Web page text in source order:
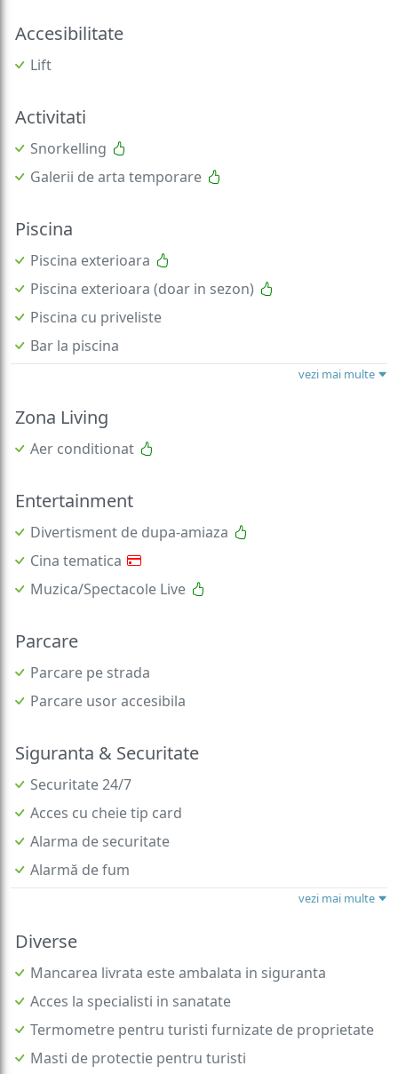
Accesibilitate
Lift
Activitati
Snorkelling
Galerii de arta temporare
Piscina
Piscina exterioara
Piscina exterioara (doar in sezon)
Piscina cu priveliste
Bar la piscina
vezi mai multe
Zona Living
Aer conditionat
Entertainment
Divertisment de dupa-amiaza
Cina tematica
Muzica/Spectacole Live
Parcare
Parcare pe strada
Parcare usor accesibila
Siguranta & Securitate
Securitate 24/7
Acces cu cheie tip card
Alarma de securitate
Alarmă de fum
vezi mai multe
Diverse
Mancarea livrata este ambalata in siguranta
Acces la specialisti in sanatate
Termometre pentru turisti furnizate de proprietate
Masti de protectie pentru turisti